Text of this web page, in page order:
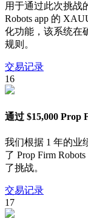
用于通过此次挑战
Robots app 的
化功能，该系统在
规则。
交易记录
16
通过 $15,000 Prop
我们根据 1 年的业
了 Prop Firm
了挑战。
交易记录
17